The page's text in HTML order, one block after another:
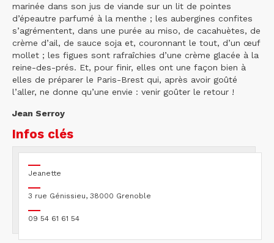
marinée dans son jus de viande sur un lit de pointes
d’épeautre parfumé à la menthe ; les aubergines confites
s’agrémentent, dans une purée au miso, de cacahuètes, de
crème d’ail, de sauce soja et, couronnant le tout, d’un œuf
mollet ; les figues sont rafraîchies d’une crème glacée à la
reine-des-prés. Et, pour finir, elles ont une façon bien à
elles de préparer le Paris-Brest qui, après avoir goûté
l’aller, ne donne qu’une envie : venir goûter le retour !
Jean Serroy
Infos clés
Jeanette
3 rue Génissieu, 38000 Grenoble
09 54 61 61 54